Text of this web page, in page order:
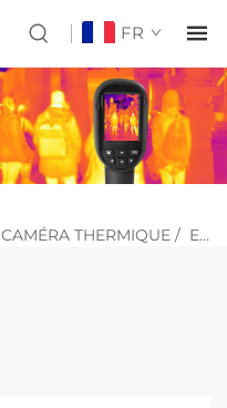
FR
CAMÉRA THERMIQUE / E120